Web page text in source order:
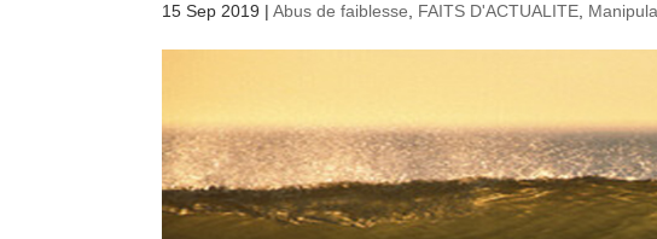
15 Sep 2019 |Abus de faiblesse FAITS D'ACTUALITE